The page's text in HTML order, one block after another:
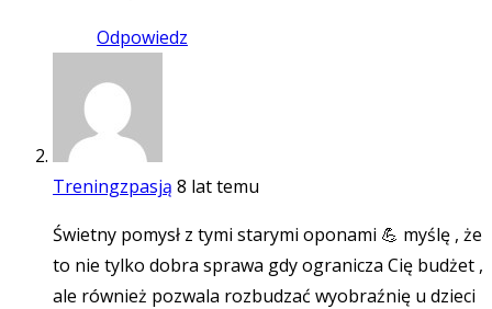
Odpowiedz
Treningzpasją 8 lat temu
Świetny pomysł z tymi starymi oponami 💪 myślę , że
to nie tylko dobra sprawa gdy ogranicza Cię budżet ,
ale również pozwala rozbudzać wyobraźnię u dzieci